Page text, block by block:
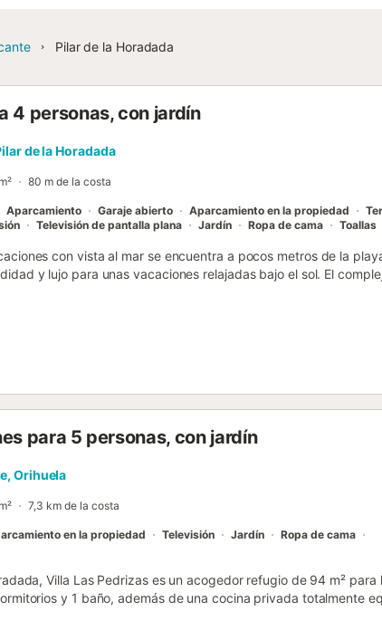
Pilar de la Horadada
4 personas, con jardín
de la Horadada
80 m de la costa
Aparcamiento Garaje abierto Aparcamiento en la propiedad
Televisión de pantalla plana Jardín Ropa de cama Toallas
con vista al mar se encuentra a pocos metros de la
y lujo para unas vacaciones relajadas bajo el sol. El
relajarse en el cómodo sofá, sino también a disfrutar de
Además, podrán relajarse en pareja en la piscina
vistas al mar. La piscina se comparte con otras dos estancias.
y una zona de barbacoa. La casa dispone de
guardar bicicletas. En las inmediaciones encontrará diversas
de fácil acceso y ofrecen una buena conexión con la
descanso como para los vacacionistas activos. Numerosos
para 5 personas, con jardín
Orihuela
7,3 km de la costa
en la propiedad Televisión Jardín
Ropa de cama
Villa Las Pedrizas es un acogedor refugio de 94 m² para
y 1 baño, además de una cocina privada totalmente